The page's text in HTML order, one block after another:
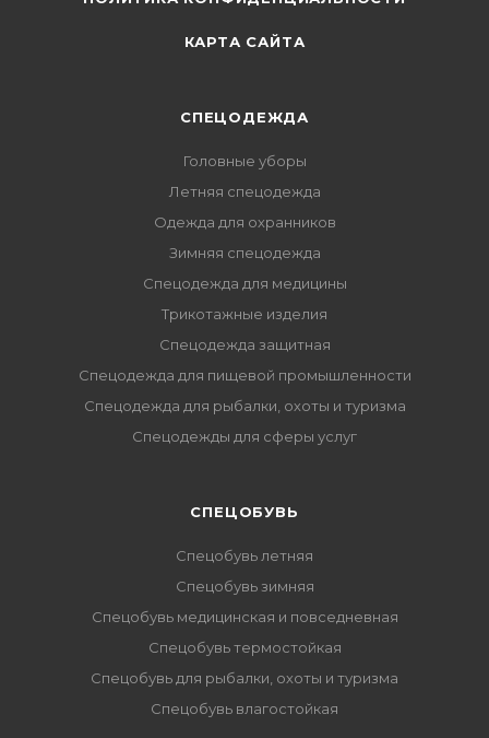
КАРТА САЙТА
СПЕЦОДЕЖДА
Головные уборы
Летняя спецодежда
Одежда для охранников
Зимняя спецодежда
Спецодежда для медицины
Трикотажные изделия
Спецодежда защитная
Спецодежда для пищевой промышленности
Спецодежда для рыбалки, охоты и туризма
Спецодежды для сферы услуг
CПЕЦОБУВЬ
Спецобувь летняя
Спецобувь зимняя
Спецобувь медицинская и повседневная
Спецобувь термостойкая
Спецобувь для рыбалки, охоты и туризма
Спецобувь влагостойкая